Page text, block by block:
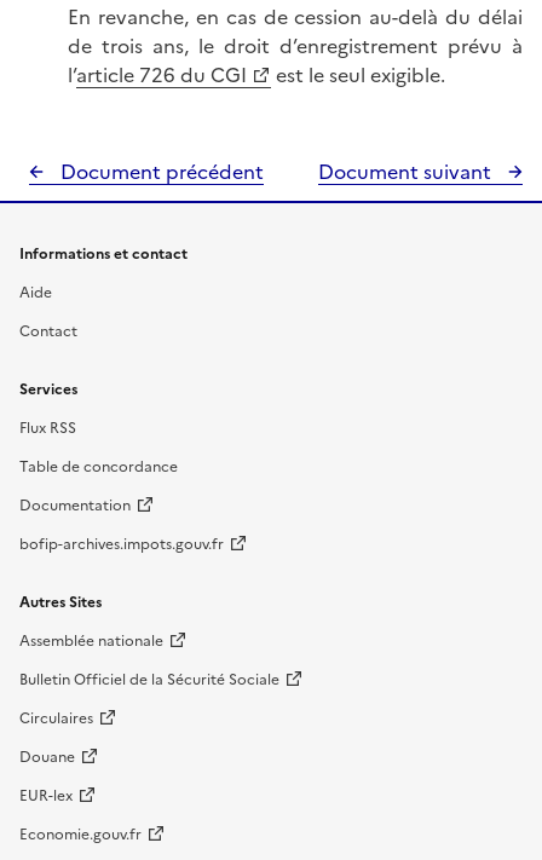
En revanche, en cas de cession au-delà du délai
de trois ans, le droit d’enregistrement prévu à
l’article 726 du CGI est le seul exigible.
Document précédent Document suivant
Informations et contact
Aide
Contact
Services
Flux RSS
Table de concordance
Documentation
bofip-archives.impots.gouv.fr
Autres Sites
Assemblée nationale
Bulletin Officiel de la Sécurité Sociale
Circulaires
Douane
EUR-lex
Economie.gouv.fr